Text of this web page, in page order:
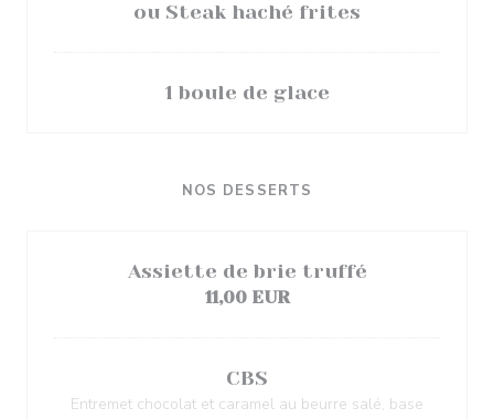
ou Steak haché frites
1 boule de glace
NOS DESSERTS
Assiette de brie truffé
11,00 EUR
CBS
Entremet chocolat et caramel au beurre salé, base